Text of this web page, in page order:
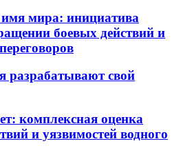
мира: инициатива
боевых действий и
разрабатывают свой
комплексная оценка
и уязвимостей водного